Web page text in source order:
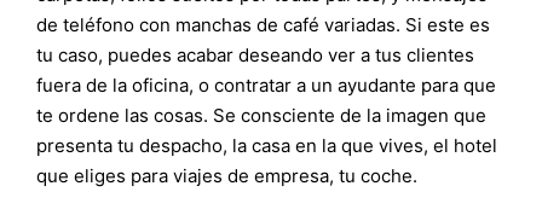
de teléfono con manchas de café variadas. Si este es
tu caso, puedes acabar deseando ver a tus clientes
fuera de la oficina, o contratar a un ayudante para que
te ordene las cosas. Se consciente de la imagen que
presenta tu despacho, la casa en la que vives, el hotel
que eliges para viajes de empresa, tu coche.